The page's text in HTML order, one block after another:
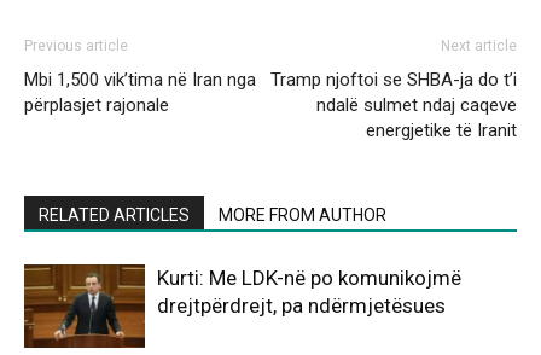
Previous article
Mbi 1,500 vik’tima në Iran nga
përplasjet rajonale
Next article
Tramp njoftoi se SHBA-ja do t’i
ndalë sulmet ndaj caqeve
energjetike të Iranit
RELATED ARTICLES MORE FROM AUTHOR
Kurti: Me LDK-në po komunikojmë
drejtpërdrejt, pa ndërmjetësues